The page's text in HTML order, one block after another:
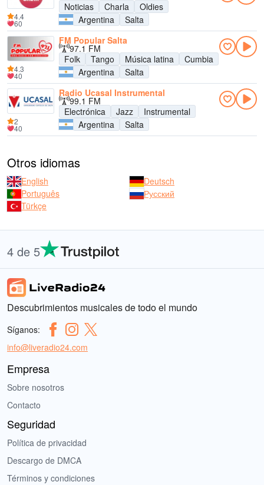
Noticias
Charla
Oldies
Argentina
Salta
4.4
60
FM Popular Salta
97.1 FM
Folk
Tango Música latina
Cumbia
Argentina
Salta
4.3
40
Radio Ucasal Instrumental
99.1 FM
Electrónica
Jazz
Instrumental
Argentina
Salta
2
40
Otros idiomas
English
Deutsch
Português
Русский
Türkçe
4 de 5
Descubrimientos musicales de todo el mundo
Síganos:
info@liveradio24.com
Empresa
Sobre nosotros
Contacto
Seguridad
Política de privacidad
Descargo de DMCA
Términos y condiciones